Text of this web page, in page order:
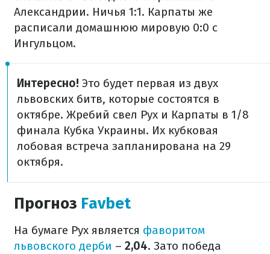
Александрии. Ничья 1:1. Карпаты же
расписали домашнюю мировую 0:0 с
Ингульцом.
Интересно! Это будет первая из двух
львовских битв, которые состоятся в
октябре. Жребий свел Рух и Карпаты в 1/8
финала Кубка Украины. Их кубковая
лобовая встреча запланирована на 29
октября.
Прогноз Favbet
На бумаге Рух является фаворитом
львовского дерби – 2,04. Зато победа